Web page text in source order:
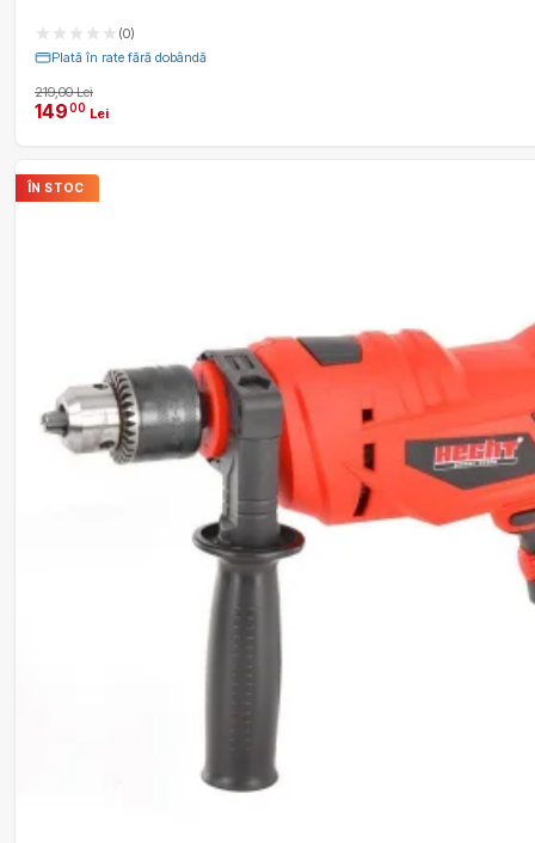
(0)
Plată în rate fără dobândă
219,00 Lei
14900 Lei
ÎN STOC